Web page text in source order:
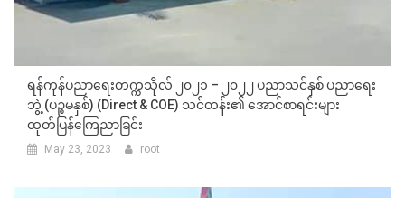
ရန်ကုန်ပညာရေးတက္ကသိုလ် ၂၀၂၁ – ၂၀၂၂ ပညာသင်နှစ် ပညာရေး
ဘွဲ့ (ပဉ္စမနှစ်) (Direct & COE) သင်တန်း၏ အောင်စာရင်းများ
ထုတ်ပြန်ကြေညာခြင်း
May 23, 2023 root